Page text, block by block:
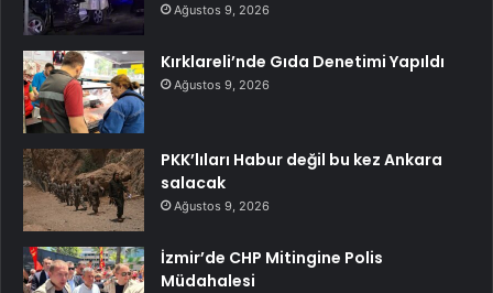
Ağustos 9, 2026
Kırklareli’nde Gıda Denetimi Yapıldı
Ağustos 9, 2026
PKK’lıları Habur değil bu kez Ankara
salacak
Ağustos 9, 2026
İzmir’de CHP Mitingine Polis
Müdahalesi